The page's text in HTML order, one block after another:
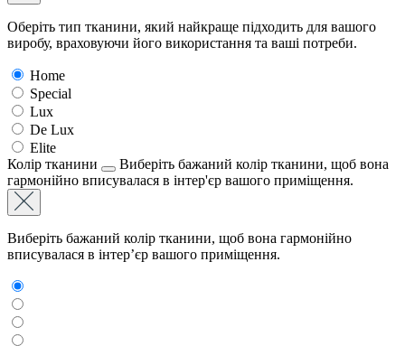
Оберіть тип тканини, який найкраще підходить для вашого
виробу, враховуючи його використання та ваші потреби.
Home
Special
Lux
De Lux
Elite
Колір тканини
Виберіть бажаний колір тканини, щоб вона
гармонійно вписувалася в інтер'єр вашого приміщення.
Виберіть бажаний колір тканини, щоб вона гармонійно
вписувалася в інтер’єр вашого приміщення.